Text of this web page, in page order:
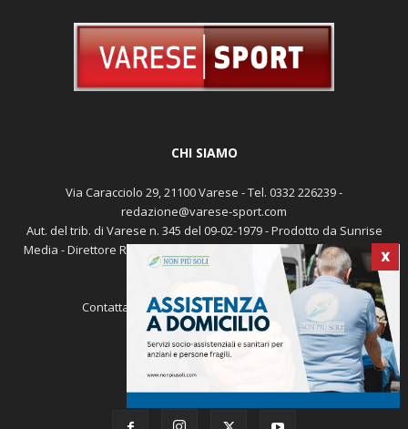
X
CHI SIAMO
Via Caracciolo 29, 21100 Varese - Tel. 0332 226239 -
redazione@varese-sport.com
Aut. del trib. di Varese n. 345 del 09-02-1979 - Prodotto da Sunrise
Media - Direttore Responsabile: Michele Marocco -Cookie policy
Pubblicità
Contattaci: redazione@varese-sport.com
SEGUICI